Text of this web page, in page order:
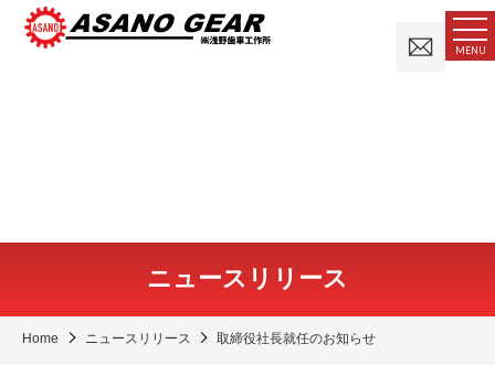
MENU
ニュースリリース
Home ニュースリリース 取締役社長就任のお知らせ